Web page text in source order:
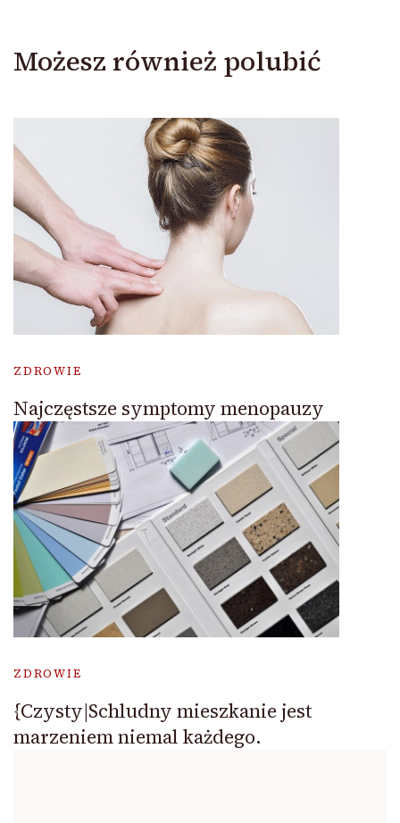
Możesz również polubić
ZDROWIE
Najczęstsze symptomy menopauzy
ZDROWIE
{Czysty|Schludny mieszkanie jest
marzeniem niemal każdego.